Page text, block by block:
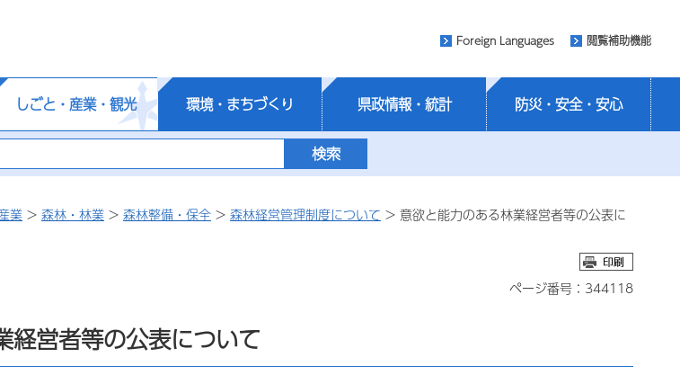
Foreign Languages 閲覧補助機能
しごと・産業・観光 環境・まちづくり 県政情報・統計 防災・安全・安心
業 > 森林・林業 > 森林整備・保全 > 森林経営管理制度について > 意欲と能力のある林業経営者等の公表に
ページ番号：344118
経営者等の公表について